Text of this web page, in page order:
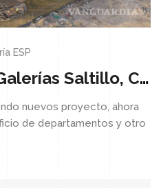
ESP
Parque Centro y Galerías Saltillo, Con Planes De Expansión.
nuevos proyecto, ahora
de departamentos y otro